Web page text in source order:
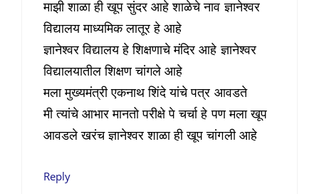
माझी शाळा ही खूप सुंदर आहे शाळेचे नाव ज्ञानेश्वर
विद्यालय माध्यमिक लातूर हे आहे
ज्ञानेश्वर विद्यालय हे शिक्षणाचे मंदिर आहे ज्ञानेश्वर
विद्यालयातील शिक्षण चांगले आहे
मला मुख्यमंत्री एकनाथ शिंदे यांचे पत्र आवडते
मी त्यांचे आभार मानतो परीक्षे पे चर्चा हे पण मला खूप
आवडले खरंच ज्ञानेश्वर शाळा ही खूप चांगली आहे
Reply